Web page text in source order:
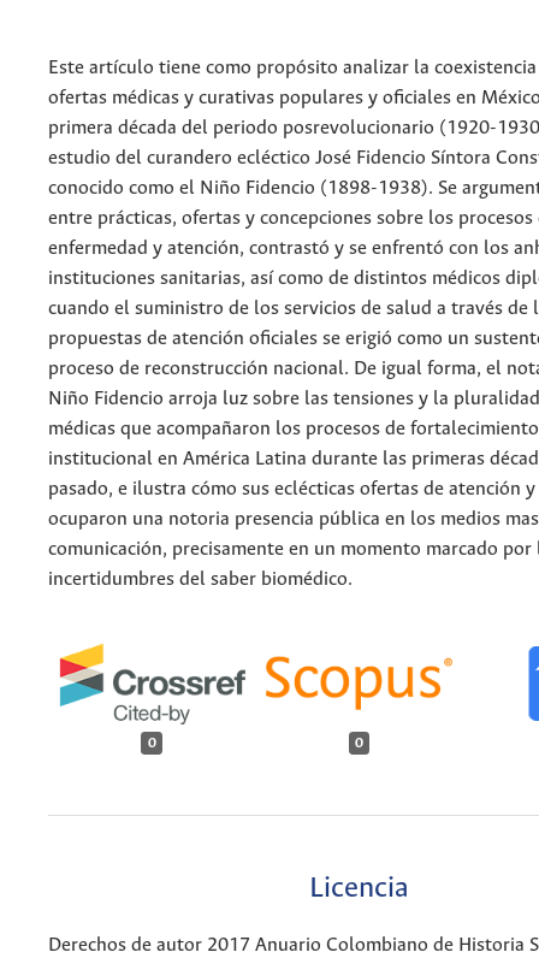
Este artículo tiene como propósito analizar la
ofertas médicas y curativas populares y oficiales en
primera década del periodo posrevolucionario (1920-
estudio del curandero ecléctico José Fidencio Síntora
conocido como el Niño Fidencio (1898-1938). Se
entre prácticas, ofertas y concepciones sobre los procesos
enfermedad y atención, contrastó y se enfrentó con los
instituciones sanitarias, así como de distintos médicos
cuando el suministro de los servicios de salud a través de
propuestas de atención oficiales se erigió como un
proceso de reconstrucción nacional. De igual forma, el
Niño Fidencio arroja luz sobre las tensiones y la
médicas que acompañaron los procesos de
institucional en América Latina durante las primeras
pasado, e ilustra cómo sus eclécticas ofertas de atención
ocuparon una notoria presencia pública en los medios
comunicación, precisamente en un momento marcado por
incertidumbres del saber biomédico.
0 0
Licencia
Derechos de autor 2017 Anuario Colombiano de Historia